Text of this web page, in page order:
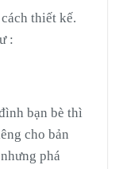
thiết kế.
:
bạn bè thì
cho bản
phá